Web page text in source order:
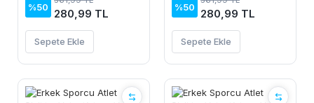
%50 280,99 TL
Sepete Ekle
%50 280,99 TL
Sepete Ekle